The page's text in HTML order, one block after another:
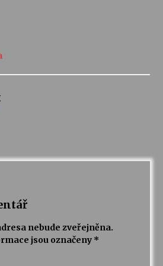
nebude zveřejněna.
jsou označeny *